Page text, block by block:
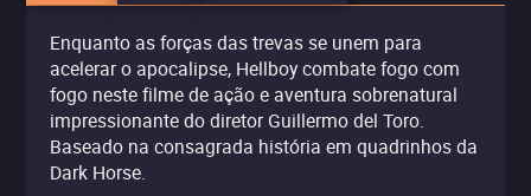
Enquanto as forças das trevas se unem para
acelerar o apocalipse, Hellboy combate fogo com
fogo neste filme de ação e aventura sobrenatural
impressionante do diretor Guillermo del Toro.
Baseado na consagrada história em quadrinhos da
Dark Horse.